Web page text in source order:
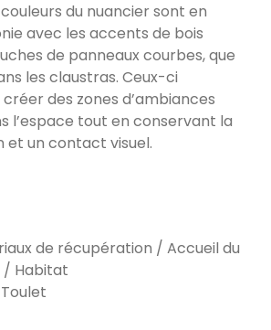
du nuancier sont en
avec les accents de bois
de panneaux courbes, que
les claustras. Ceux-ci
des zones d’ambiances
l’espace tout en conservant la
et un contact visuel.
de récupération /Accueil du
/ Habitat